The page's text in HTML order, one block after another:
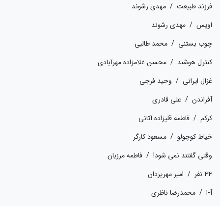
فرزند طبیعت / مهدی رشوند
اویس / مهدی رشوند
چوب بستنی / محمد طالبی
کنترل هوشند / محسن غلامزاده مهرآبادی
غزال ایرانی / وحید فرجی
آفراندن / علی قادری
کرکم / فاطمه قلیزاده آتانی
خیاط کوچولو / مسعود کارگر
وقتی گفتند نمی شود! / فاطمه مرزبان
۴۴ نفر / امیر مهریزدان
آ-ا / محمدرضا ناظری